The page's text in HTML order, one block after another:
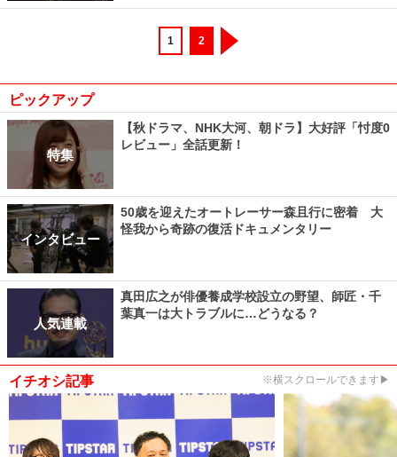
1 2
ピックアップ
特集
【秋ドラマ、NHK大河、朝ドラ】大好評「忖度0
レビュー」全話更新！
インタビュー
50歳を迎えたオートレーサー森且行に密着 大
怪我から奇跡の復活ドキュメンタリー
人気連載
真田広之が俳優養成学校設立の野望、師匠・千
葉真一は大トラブルに…どうなる？
イチオシ記事 ※横スクロールできます▶